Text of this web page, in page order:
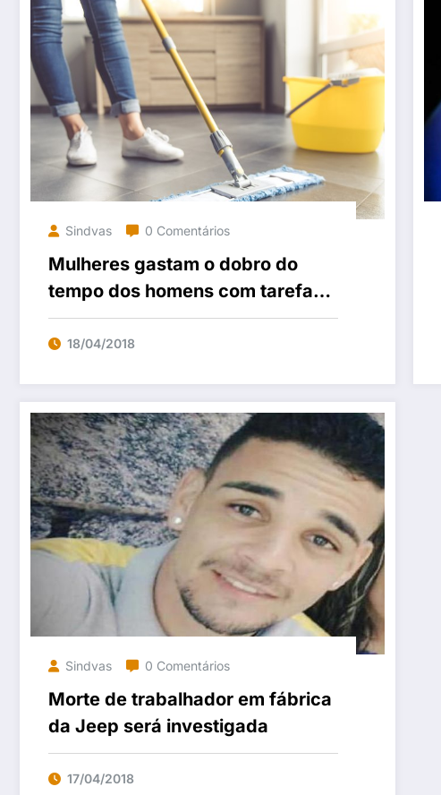
Sindvas 0 Comentários
Mulheres gastam o dobro do
tempo dos homens com tarefas
domésticas
18/04/2018
Sindvas 0 Comentários
Morte de trabalhador em fábrica
da Jeep será investigada
17/04/2018